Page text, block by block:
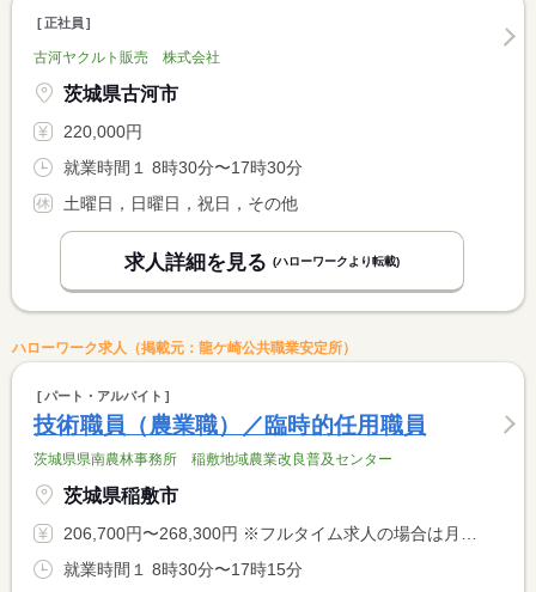
正社員
古河ヤクルト販売 株式会社
茨城県古河市
220,000円
就業時間１ 8時30分〜17時30分
土曜日，日曜日，祝日，その他
求人詳細を見る (ハローワークより転載)
ハローワーク求人（掲載元：龍ケ崎公共職業安定所）
パート・アルバイト
技術職員（農業職）／臨時的任用職員
茨城県県南農林事務所 稲敷地域農業改良普及センター
茨城県稲敷市
206,700円〜268,300円 ※フルタイム求人の場合は月額（換算額）、パート求人の場合は時間額を表示しています。
就業時間１ 8時30分〜17時15分